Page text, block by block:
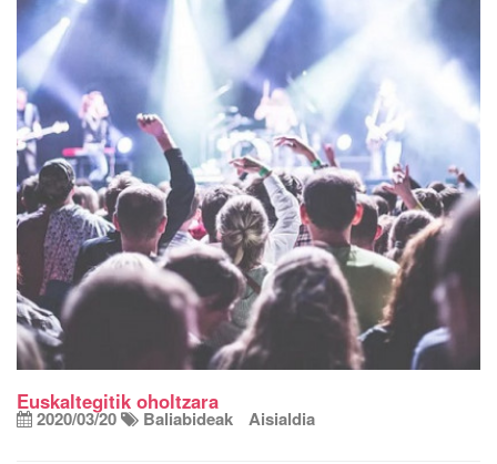
Euskaltegitik oholtzara
2020/03/20 Baliabideak Aisialdia